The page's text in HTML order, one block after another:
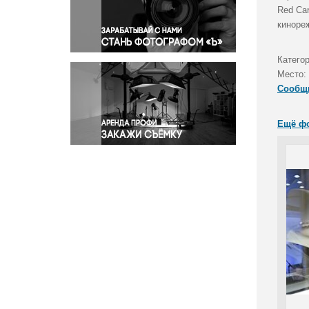
Правосудие
Происшествия и конфликты
Религия
Светская жизнь
Спорт
Экология
Экономика и бизнес
Red
Место:
Ещё